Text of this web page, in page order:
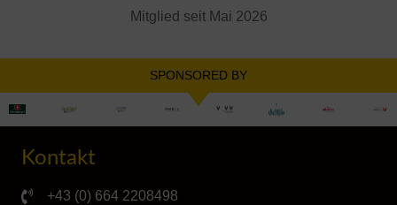
Mitglied seit Mai 2026
SPONSORED BY
Kontakt
+43 (0) 664 2208498